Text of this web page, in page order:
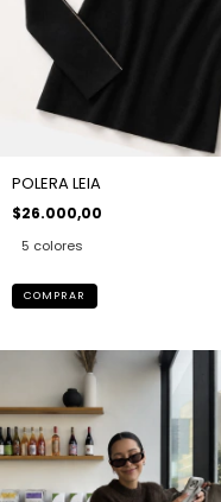
POLERA LEIA
$26.000,00
5 colores
COMPRAR